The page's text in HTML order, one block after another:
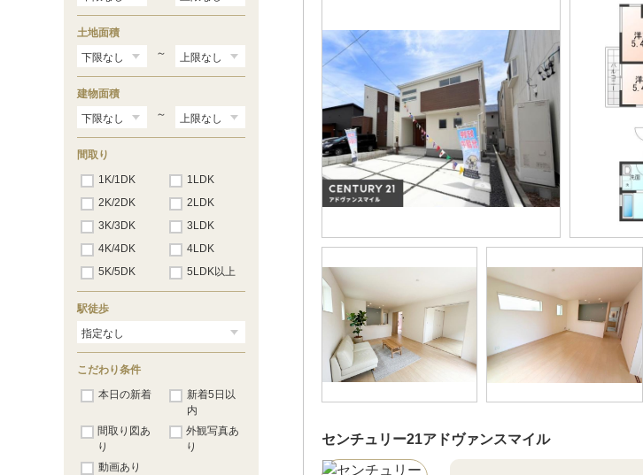
センチュリー21アドヴァンスマイル
土地面積
～
建物面積
～
間取り
1K/1DK
1LDK
2K/2DK
2LDK
3K/3DK
3LDK
4K/4DK
4LDK
5K/5DK
5LDK以上
駅徒歩
こだわり条件
本日の新着
新着5日以
内
間取り図あ
り
外観写真あ
り
動画あり